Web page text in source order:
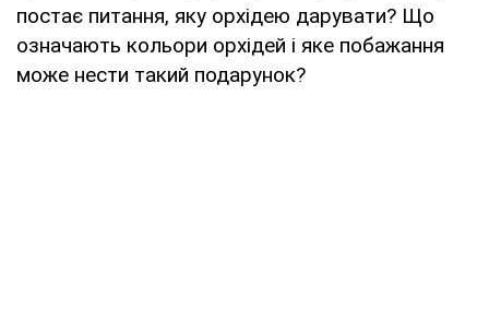
постає питання, яку орхідею дарувати? Що
означають кольори орхідей і яке побажання
може нести такий подарунок?